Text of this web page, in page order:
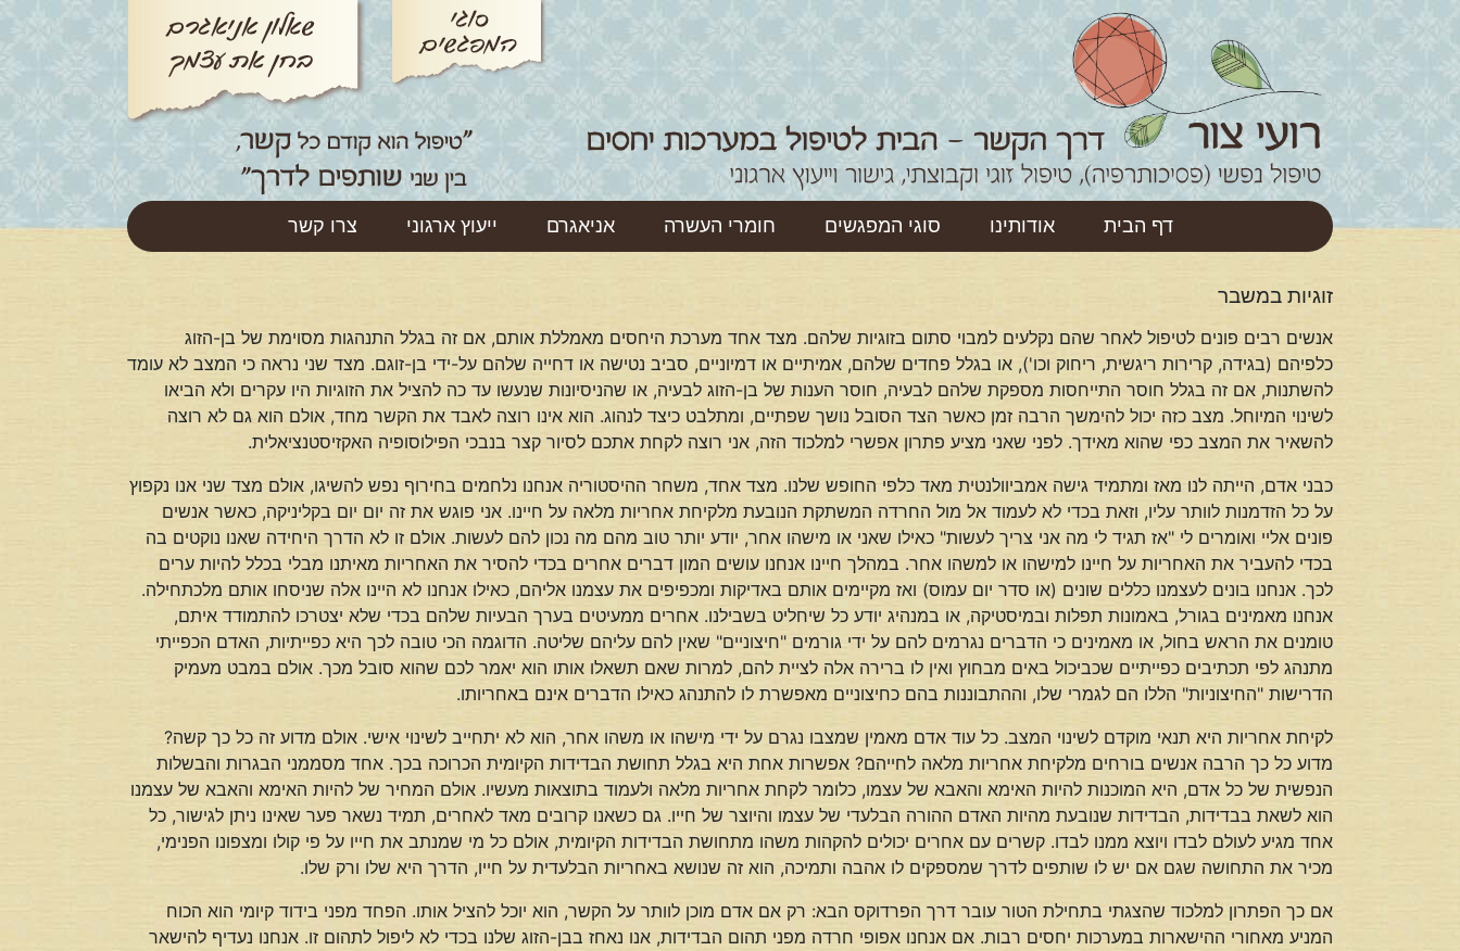
דף הבית אודותינו סוגי המפגשים חומרי העשרה אניאגרם ייעוץ ארגוני צרו קשר
זוגיות במשבר
אנשים רבים פונים לטיפול לאחר שהם נקלעים למבוי סתום בזוגיות שלהם. מצד אחד מערכת היחסים מאמללת אותם, אם זה בגלל התנהגות מסוימת של בן-הזוג
כלפיהם (בגידה, קרירות ריגשית, ריחוק וכו'), או בגלל פחדים שלהם, אמיתיים או דמיוניים, סביב נטישה או דחייה שלהם על-ידי בן-זוגם. מצד שני נראה כי המצב לא עומד
להשתנות, אם זה בגלל חוסר התייחסות מספקת שלהם לבעיה, חוסר הענות של בן-הזוג לבעיה, או שהניסיונות שנעשו עד כה להציל את הזוגיות היו עקרים ולא הביאו
לשינוי המיוחל. מצב כזה יכול להימשך הרבה זמן כאשר הצד הסובל נושך שפתיים, ומתלבט כיצד לנהוג. הוא אינו רוצה לאבד את הקשר מחד, אולם הוא גם לא רוצה
להשאיר את המצב כפי שהוא מאידך. לפני שאני מציע פתרון אפשרי למלכוד הזה, אני רוצה לקחת אתכם לסיור קצר בנבכי הפילוסופיה האקזיסטנציאלית.
כבני אדם, הייתה לנו מאז ומתמיד גישה אמביוולנטית מאד כלפי החופש שלנו. מצד אחד, משחר ההיסטוריה אנחנו נלחמים בחירוף נפש להשיגו, אולם מצד שני אנו נקפוץ
על כל הזדמנות לוותר עליו, וזאת בכדי לא לעמוד אל מול החרדה המשתקת הנובעת מלקיחת אחריות מלאה על חיינו. אני פוגש את זה יום יום בקליניקה, כאשר אנשים
פונים אליי ואומרים לי "אז תגיד לי מה אני צריך לעשות" כאילו שאני או מישהו אחר, יודע יותר טוב מהם מה נכון להם לעשות. אולם זו לא הדרך היחידה שאנו נוקטים בה
בכדי להעביר את האחריות על חיינו למישהו או למשהו אחר. במהלך חיינו אנחנו עושים המון דברים אחרים בכדי להסיר את האחריות מאיתנו מבלי בכלל להיות ערים
לכך. אנחנו בונים לעצמנו כללים שונים (או סדר יום עמוס) ואז מקיימים אותם באדיקות ומכפיפים את עצמנו אליהם, כאילו אנחנו לא היינו אלה שניסחו אותם מלכתחילה.
אנחנו מאמינים בגורל, באמונות תפלות ובמיסטיקה, או במנהיג יודע כל שיחליט בשבילנו. אחרים ממעיטים בערך הבעיות שלהם בכדי שלא יצטרכו להתמודד איתם,
טומנים את הראש בחול, או מאמינים כי הדברים נגרמים להם על ידי גורמים "חיצוניים" שאין להם עליהם שליטה. הדוגמה הכי טובה לכך היא כפייתיות, האדם הכפייתי
מתנהג לפי תכתיבים כפייתיים שכביכול באים מבחוץ ואין לו ברירה אלה לציית להם, למרות שאם תשאלו אותו הוא יאמר לכם שהוא סובל מכך. אולם במבט מעמיק
הדרישות "החיצוניות" הללו הם לגמרי שלו, וההתבוננות בהם כחיצוניים מאפשרת לו להתנהג כאילו הדברים אינם באחריותו.
לקיחת אחריות היא תנאי מוקדם לשינוי המצב. כל עוד אדם מאמין שמצבו נגרם על ידי מישהו או משהו אחר, הוא לא יתחייב לשינוי אישי. אולם מדוע זה כל כך קשה?
מדוע כל כך הרבה אנשים בורחים מלקיחת אחריות מלאה לחייהם? אפשרות אחת היא בגלל תחושת הבדידות הקיומית הכרוכה בכך. אחד מסממני הבגרות והבשלות
הנפשית של כל אדם, היא המוכנות להיות האימא והאבא של עצמו, כלומר לקחת אחריות מלאה ולעמוד בתוצאות מעשיו. אולם המחיר של להיות האימא והאבא של עצמנו
הוא לשאת בבדידות, הבדידות שנובעת מהיות האדם ההורה הבלעדי של עצמו והיוצר של חייו. גם כשאנו קרובים מאד לאחרים, תמיד נשאר פער שאינו ניתן לגישור, כל
אחד מגיע לעולם לבדו ויוצא ממנו לבדו. קשרים עם אחרים יכולים להקהות משהו מתחושת הבדידות הקיומית, אולם כל מי שמנתב את חייו על פי קולו ומצפונו הפנימי,
מכיר את התחושה שגם אם יש לו שותפים לדרך שמספקים לו אהבה ותמיכה, הוא זה שנושא באחריות הבלעדית על חייו, הדרך היא שלו ורק שלו.
אם כך הפתרון למלכוד שהצגתי בתחילת הטור עובר דרך הפרדוקס הבא: רק אם אדם מוכן לוותר על הקשר, הוא יוכל להציל אותו. הפחד מפני בידוד קיומי הוא הכוח
המניע מאחורי ההישארות במערכות יחסים רבות. אם אנחנו אפופי חרדה מפני תהום הבדידות, אנו נאחז בבן-הזוג שלנו בכדי לא ליפול לתהום זו. אנחנו נעדיף להישאר